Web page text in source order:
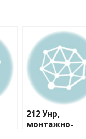
212 Унр,
монтажно-